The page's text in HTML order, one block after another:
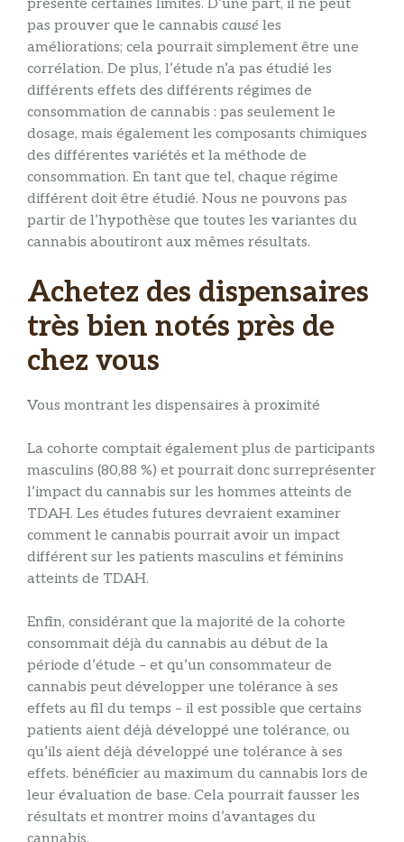
présente certaines limites. D’une part, il ne peut
pas prouver que le cannabis causé les
améliorations; cela pourrait simplement être une
corrélation. De plus, l’étude n’a pas étudié les
différents effets des différents régimes de
consommation de cannabis : pas seulement le
dosage, mais également les composants chimiques
des différentes variétés et la méthode de
consommation. En tant que tel, chaque régime
différent doit être étudié. Nous ne pouvons pas
partir de l’hypothèse que toutes les variantes du
cannabis aboutiront aux mêmes résultats.
Achetez des dispensaires
très bien notés près de
chez vous
Vous montrant les dispensaires à proximité
La cohorte comptait également plus de participants
masculins (80,88 %) et pourrait donc surreprésenter
l’impact du cannabis sur les hommes atteints de
TDAH. Les études futures devraient examiner
comment le cannabis pourrait avoir un impact
différent sur les patients masculins et féminins
atteints de TDAH.
Enfin, considérant que la majorité de la cohorte
consommait déjà du cannabis au début de la
période d’étude – et qu’un consommateur de
cannabis peut développer une tolérance à ses
effets au fil du temps – il est possible que certains
patients aient déjà développé une tolérance, ou
qu’ils aient déjà développé une tolérance à ses
effets. bénéficier au maximum du cannabis lors de
leur évaluation de base. Cela pourrait fausser les
résultats et montrer moins d’avantages du